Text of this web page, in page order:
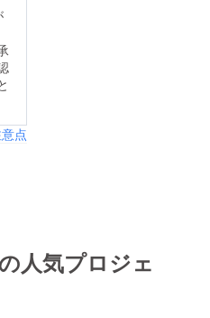
点
人気プロジェ